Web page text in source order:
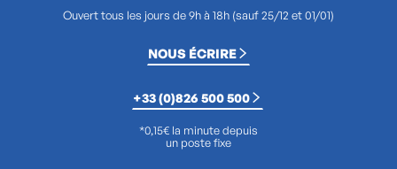
Ouvert tous les jours de 9h à 18h (sauf 25/12 et 01/01)
NOUS ÉCRIRE
+33 (0)826 500 500
*0,15€ la minute depuis
un poste fixe